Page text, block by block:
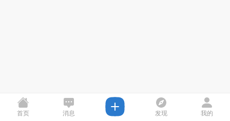
首页 消息 发现 我的